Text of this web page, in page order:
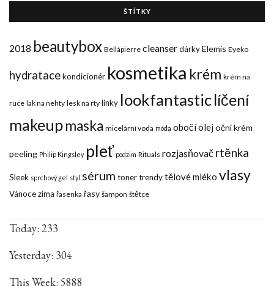
ŠTÍTKY
2018 beautybox Bellápierre cleanserdárkyElemis Eyeko
hydratacekondicionér kosmetika krém krém na
ruce lak na nehty lesk na rty linky lookfantasticlíčení
makeupmaska micelární voda móda obočíolejoční krém
peeling Philip Kingsley pleť podzim Rituals rozjasňovač rtěnka
Sleek sprchový gel styl sérum tonertrendytělové mléko vlasy
Vánocezima řasenka řasy šampon štětce
Today: 233
Yesterday: 304
This Week: 5888